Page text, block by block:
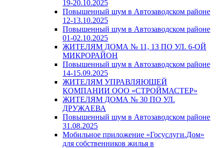
19-20.10.2025
Повышенный шум в Автозаводском районе
12-13.10.2025
Повышенный шум в Автозаводском районе
01-02.10.2025
ЖИТЕЛЯМ ДОМА № 11, 13 ПО УЛ. 6-ОЙ
МИКРОРАЙОН
Повышенный шум в Автозаводском районе
14-15.09.2025
ЖИТЕЛЯМ УПРАВЛЯЮЩЕЙ
КОМПАНИИ ООО «СТРОЙМАСТЕР»
ЖИТЕЛЯМ ДОМА № 30 ПО УЛ.
ДРУЖАЕВА
Повышенный шум в Автозаводском районе
31.08.2025
Мобильное приложение «Госуслуги.Дом»
для собственников жилья в